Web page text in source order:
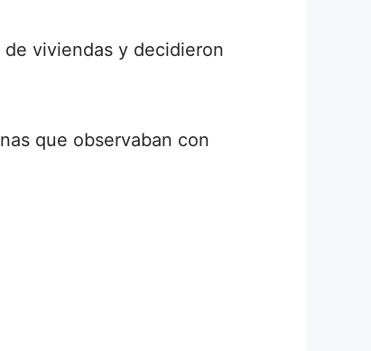
viviendas y decidieron
que observaban con